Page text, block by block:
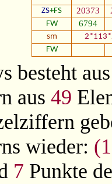
ZS+FS 20373
FW 6794
sm
FW
besteht
aus49
wieder:
7 Punkte